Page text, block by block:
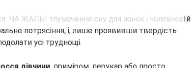
Їй
потрясіння, і, лише проявивши твердість
усі труднощі.